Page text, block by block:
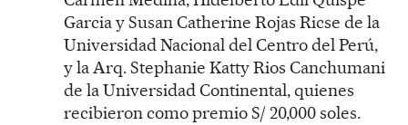
Garcia y Susan Catherine Rojas Ricse de la
Universidad Nacional del Centro del Perú,
y la Arq. Stephanie Katty Rios Canchumani
de la Universidad Continental, quienes
recibieron como premio S/ 20,000 soles.